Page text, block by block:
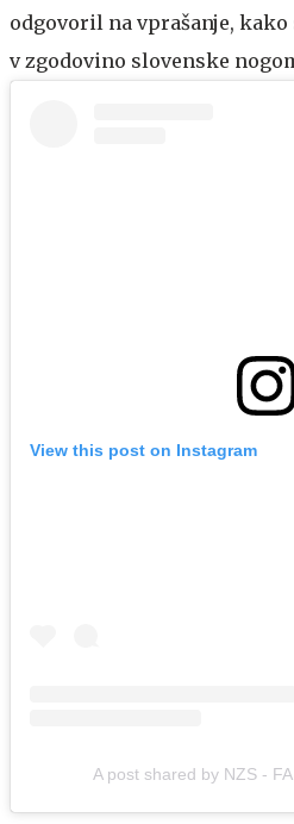
odgovoril na vprašanje,
v zgodovino slovenske
View this post on Instagram
A post shared by NZS -